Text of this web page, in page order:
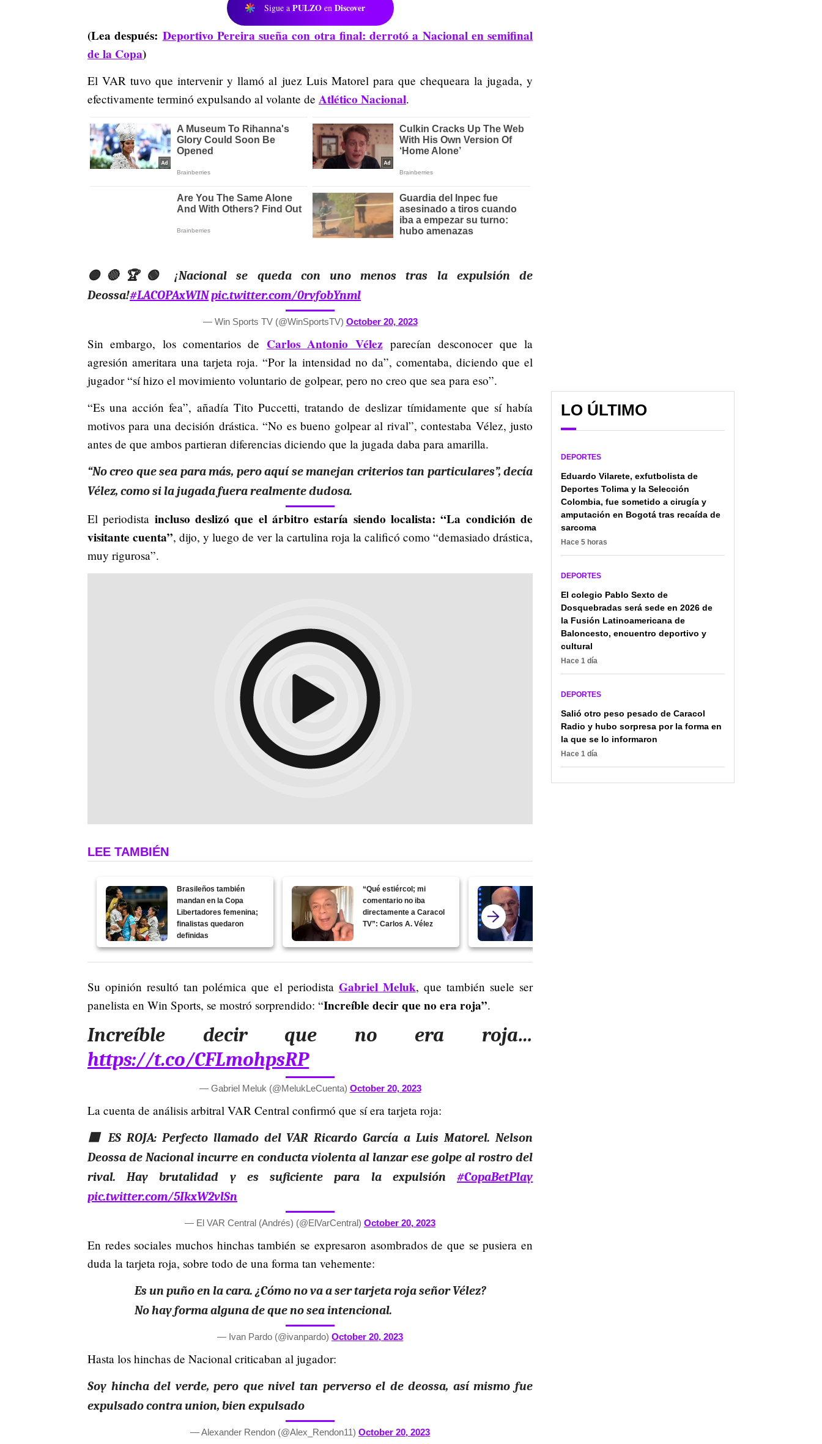
Sigue a PULZO en Discover
(Lea después: Deportivo Pereira sueña con otra final: derrotó a Nacional en semifinal
de la Copa)
El VAR tuvo que intervenir y llamó al juez Luis Matorel para que chequeara la jugada, y
efectivamente terminó expulsando al volante de Atlético Nacional.
🟡🔴🏆🟢 ¡Nacional se queda con uno menos tras la expulsión de
Deossa!#LACOPAxWINpic.twitter.com/0rvfobYnml
— Win Sports TV (@WinSportsTV) October 20, 2023
Sin embargo, los comentarios de Carlos Antonio Vélez parecían desconocer que la
agresión ameritara una tarjeta roja. “Por la intensidad no da”, comentaba, diciendo que el
jugador “sí hizo el movimiento voluntario de golpear, pero no creo que sea para eso”.
“Es una acción fea”, añadía Tito Puccetti, tratando de deslizar tímidamente que sí había
motivos para una decisión drástica. “No es bueno golpear al rival”, contestaba Vélez, justo
antes de que ambos partieran diferencias diciendo que la jugada daba para amarilla.
“No creo que sea para más, pero aquí se manejan criterios tan particulares”, decía
Vélez, como si la jugada fuera realmente dudosa.
El periodista incluso deslizó que el árbitro estaría siendo localista: “La condición de
visitante cuenta”, dijo, y luego de ver la cartulina roja la calificó como “demasiado drástica,
muy rigurosa”.
LEE TAMBIÉN
Brasileños también
mandan en la Copa
Libertadores femenina;
finalistas quedaron
definidas
“Qué estiércol; mi
comentario no iba
directamente a Caracol
TV”: Carlos A. Vélez
Su opinión resultó tan polémica que el periodista Gabriel Meluk, que también suele ser
panelista en Win Sports, se mostró sorprendido: “Increíble decir que no era roja”.
Increíble decir que no era roja…
https://t.co/CFLmohpsRP
— Gabriel Meluk (@MelukLeCuenta) October 20, 2023
La cuenta de análisis arbitral VAR Central confirmó que sí era tarjeta roja:
🟥 ES ROJA: Perfecto llamado del VAR Ricardo García a Luis Matorel. Nelson
Deossa de Nacional incurre en conducta violenta al lanzar ese golpe al rostro del
rival. Hay brutalidad y es suficiente para la expulsión #CopaBetPlay
pic.twitter.com/5IkxW2vlSn
— El VAR Central (Andrés) (@ElVarCentral) October 20, 2023
En redes sociales muchos hinchas también se expresaron asombrados de que se pusiera en
duda la tarjeta roja, sobre todo de una forma tan vehemente:
Es un puño en la cara. ¿Cómo no va a ser tarjeta roja señor Vélez?
No hay forma alguna de que no sea intencional.
— Ivan Pardo (@ivanpardo) October 20, 2023
Hasta los hinchas de Nacional criticaban al jugador:
Soy hincha del verde, pero que nivel tan perverso el de deossa, así mismo fue
expulsado contra union, bien expulsado
— Alexander Rendon (@Alex_Rendon11) October 20, 2023
LO ÚLTIMO
DEPORTES
Eduardo Vilarete, exfutbolista de
Deportes Tolima y la Selección
Colombia, fue sometido a cirugía y
amputación en Bogotá tras recaída de
sarcoma
Hace 5 horas
DEPORTES
El colegio Pablo Sexto de
Dosquebradas será sede en 2026 de
la Fusión Latinoamericana de
Baloncesto, encuentro deportivo y
cultural
Hace 1 día
DEPORTES
Salió otro peso pesado de Caracol
Radio y hubo sorpresa por la forma en
la que se lo informaron
Hace 1 día